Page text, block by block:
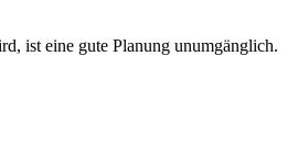
ist eine gute Planung unumgänglich.